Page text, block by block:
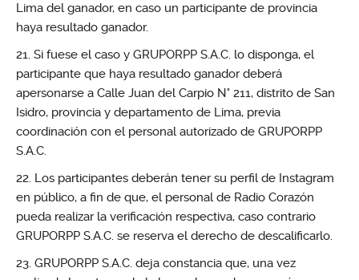
Lima del ganador, en caso un participante de provincia
haya resultado ganador.
Si fuese el caso y GRUPORPP S.A.C. lo disponga, el
participante que haya resultado ganador deberá
apersonarse a Calle Juan del Carpio N° 211, distrito de San
Isidro, provincia y departamento de Lima, previa
coordinación con el personal autorizado de GRUPORPP
S.A.C.
Los participantes deberán tener su perfil de Instagram
en público, a fin de que, el personal de Radio Corazón
pueda realizar la verificación respectiva, caso contrario
GRUPORPP S.A.C. se reserva el derecho de descalificarlo.
GRUPORPP S.A.C. deja constancia que, una vez